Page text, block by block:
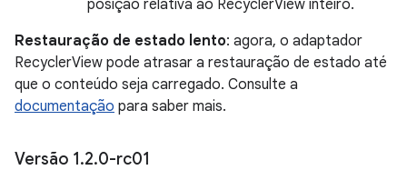
posição relativa ao RecyclerView inteiro.
Restauração de estado lento: agora, o adaptador
RecyclerView pode atrasar a restauração de estado até
que o conteúdo seja carregado. Consulte a
documentação para saber mais.
Versão 1.2.0-rc01